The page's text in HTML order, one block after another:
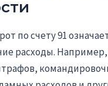
по счету 91
расходы.